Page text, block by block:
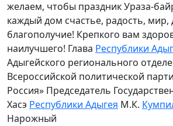
желаем, чтобы праздник Ураза-
каждый дом счастье, радость, мир,
благополучие! Крепкого вам
наилучшего! Глава Республики
Адыгейского регионального
Всероссийской политической
Россия» Председатель
Хасэ Республики Адыгея М.К.
Нарожный